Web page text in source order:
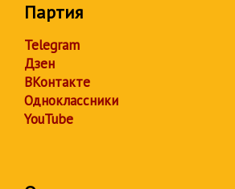
Партия
Telegram
Дзен
ВКонтакте
Одноклассники
YouTube